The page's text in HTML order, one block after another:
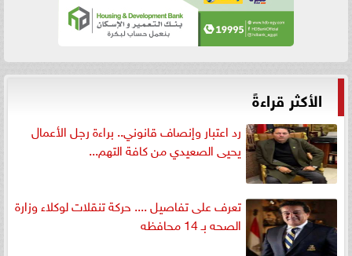
الأكثر قراءةً
رد اعتبار وإنصاف قانوني.. براءة رجل الأعمال
يحيى الصعيدي من كافة التهم...
تعرف على تفاصيل .... حركة تنقلات لوكلاء وزارة
الصحه بـ 14 محافظه